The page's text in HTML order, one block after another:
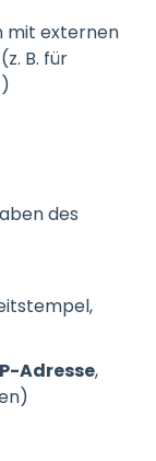
mit externen
B. für
des
Adresse,